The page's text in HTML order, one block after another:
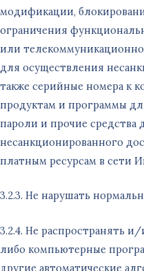
модификации,
ограничения
или
для осуществления
также серийные номера к
продуктам и программы
пароли и прочие средства
несанкционированного
платным ресурсам в сети
3.2.3. Не нарушать
3.2.4. Не распространять
либо компьютерные
другие автоматические